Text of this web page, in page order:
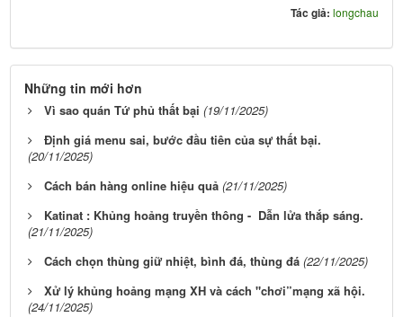
Tác giả: longchau
Những tin mới hơn
Vì sao quán Tứ phủ thất bại (19/11/2025)
Định giá menu sai, bước đầu tiên của sự thất bại.
(20/11/2025)
Cách bán hàng online hiệu quả (21/11/2025)
Katinat : Khủng hoảng truyền thông - Dẫn lửa thắp sáng.
(21/11/2025)
Cách chọn thùng giữ nhiệt, bình đá, thùng đá (22/11/2025)
Xử lý khủng hoảng mạng XH và cách "chơi”mạng xã hội.
(24/11/2025)